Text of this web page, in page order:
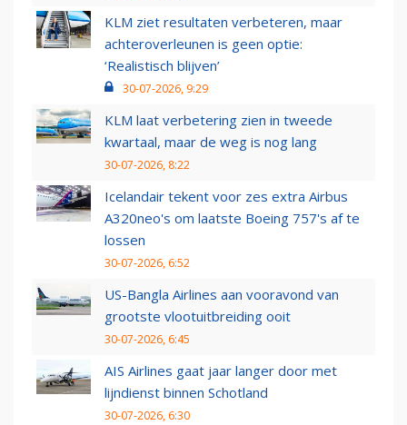
KLM ziet resultaten verbeteren, maar
achteroverleunen is geen optie:
‘Realistisch blijven’
30-07-2026, 9:29
KLM laat verbetering zien in tweede
kwartaal, maar de weg is nog lang
30-07-2026, 8:22
Icelandair tekent voor zes extra Airbus
A320neo's om laatste Boeing 757's af te
lossen
30-07-2026, 6:52
US-Bangla Airlines aan vooravond van
grootste vlootuitbreiding ooit
30-07-2026, 6:45
AIS Airlines gaat jaar langer door met
lijndienst binnen Schotland
30-07-2026, 6:30